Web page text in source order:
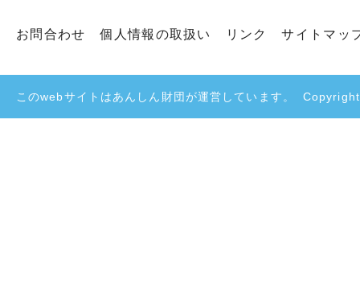
お問合わせ 個人情報の取扱い リンク サイトマッ
このwebサイトはあんしん財団が運営しています。